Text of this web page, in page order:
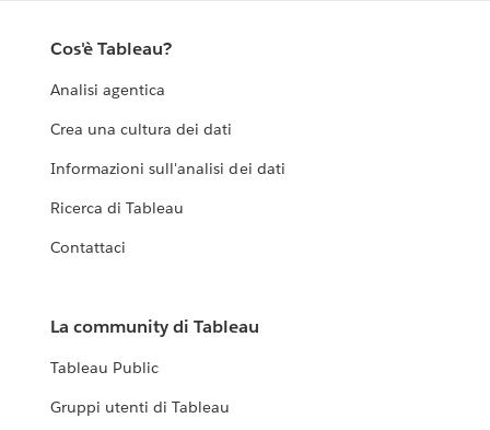
Cos'è Tableau?
Analisi agentica
Crea una cultura dei dati
Informazioni sull'analisi dei dati
Ricerca di Tableau
Contattaci
La community di Tableau
Tableau Public
Gruppi utenti di Tableau